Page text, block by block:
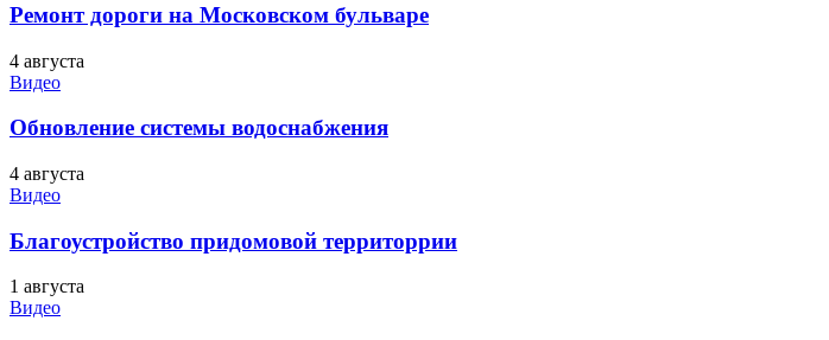
Ремонт дороги на Московском бульваре
4 августа
Видео
Обновление системы водоснабжения
4 августа
Видео
Благоустройство придомовой территоррии
1 августа
Видео